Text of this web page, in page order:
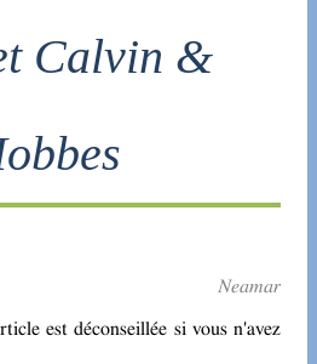
Calvin &
Neamar